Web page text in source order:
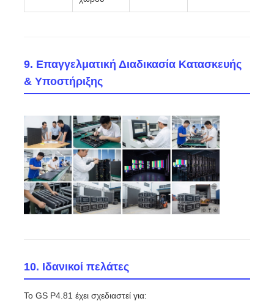
9. Επαγγελματική Διαδικασία Κατασκευής
& Υποστήριξης
10. Ιδανικοί πελάτες
Το GS P4.81 έχει σχεδιαστεί για: